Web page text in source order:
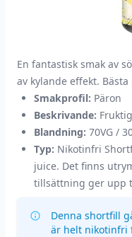
En fantastisk smak av
av kylande effekt.
Smakprofil: Päron
Beskrivande:
Blandning: 70VG /
Typ: Nikotinfri
juice. Det finns
tillsättning ger upp
Denna shortfill
är helt nikotinfri